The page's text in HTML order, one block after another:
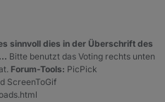
sinnvoll dies in der Überschrift des
Bitte benutzt das Voting rechts unten
Forum-Tools: PicPick
ScreenToGif